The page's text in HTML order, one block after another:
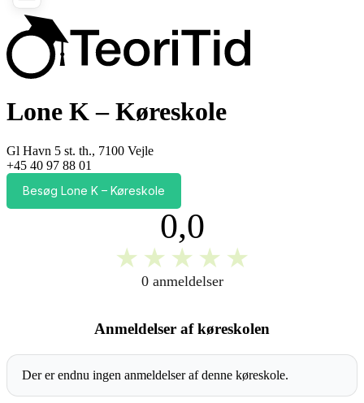
Lone K – Køreskole
Gl Havn 5 st. th., 7100 Vejle
+45 40 97 88 01
Besøg Lone K – Køreskole
0,0
★ ★ ★ ★ ★
0 anmeldelser
Anmeldelser af køreskolen
Der er endnu ingen anmeldelser af denne køreskole.